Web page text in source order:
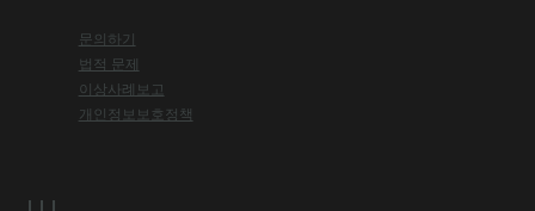
문의하기
법적 문제
이상사례보고
개인정보보호정책